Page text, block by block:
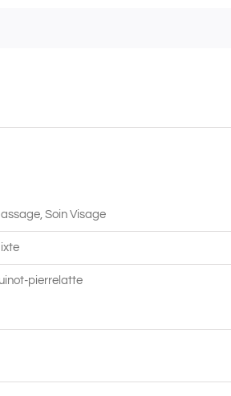
Soin Visage
pierrelatte